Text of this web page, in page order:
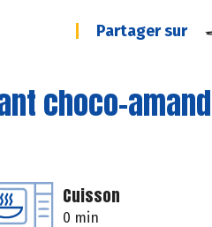
Partager sur
choco-
Cuisson
0 min